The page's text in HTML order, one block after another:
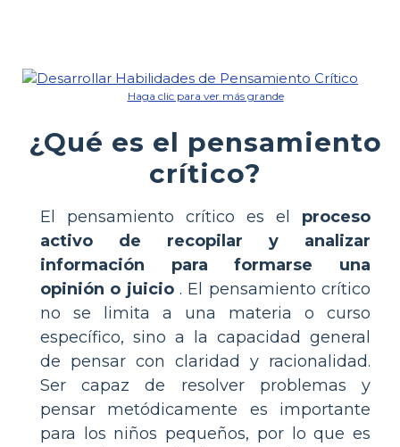
Haga clic para ver más grande
¿Qué es el pensamiento
crítico?
El pensamiento crítico es el proceso
activo de recopilar y analizar
información para formarse una
opinión o juicio. El pensamiento crítico
no se limita a una materia o curso
específico, sino a la capacidad general
de pensar con claridad y racionalidad.
Ser capaz de resolver problemas y
pensar metódicamente es importante
para los niños pequeños, por lo que es